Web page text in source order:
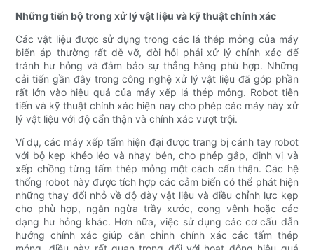
Những tiến bộ trong xử lý vật liệu và kỹ thuật chính xác
Các vật liệu được sử dụng trong các lá thép mỏng của máy
biến áp thường rất dễ vỡ, đòi hỏi phải xử lý chính xác để
tránh hư hỏng và đảm bảo sự thẳng hàng phù hợp. Những
cải tiến gần đây trong công nghệ xử lý vật liệu đã góp phần
rất lớn vào hiệu quả của máy xếp lá thép mỏng. Robot tiên
tiến và kỹ thuật chính xác hiện nay cho phép các máy này xử
lý vật liệu với độ cẩn thận và chính xác vượt trội.
Ví dụ, các máy xếp tấm hiện đại được trang bị cánh tay robot
với bộ kẹp khéo léo và nhạy bén, cho phép gắp, định vị và
xếp chồng từng tấm thép mỏng một cách cẩn thận. Các hệ
thống robot này được tích hợp các cảm biến có thể phát hiện
những thay đổi nhỏ về độ dày vật liệu và điều chỉnh lực kẹp
cho phù hợp, ngăn ngừa trầy xước, cong vênh hoặc các
dạng hư hỏng khác. Hơn nữa, việc sử dụng các cơ cấu dẫn
hướng chính xác giúp căn chỉnh chính xác các tấm thép